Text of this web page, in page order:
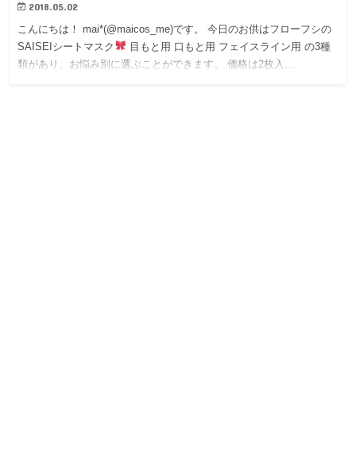
2018.05.02
こんにちは！ mai*(@maicos_me)です。 今日のお供はフローフシの
SAISEIシートマスク
目もと用 口もと用 フェイスライン用 の3種
類があり、お悩み別に選ぶことができます。 価格は2枚入…